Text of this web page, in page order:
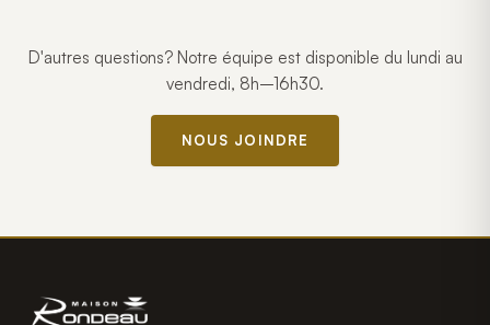
D'autres questions? Notre équipe est disponible du lundi au
vendredi, 8h–16h30.
NOUS JOINDRE